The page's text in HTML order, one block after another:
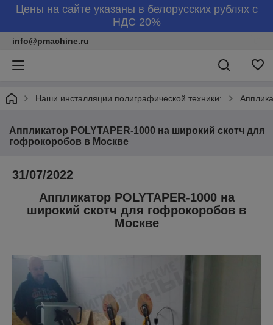
Цены на сайте указаны в белорусских рублях с
НДС 20%
info@pmachine.ru
Наши инсталляции полиграфической техники:
Аппликатор POLYTAPER-1000 на широкий скотч для
гофрокоробов в Москве
31/07/2022
Аппликатор POLYTAPER-1000 на
широкий скотч для гофрокоробов в
Москве